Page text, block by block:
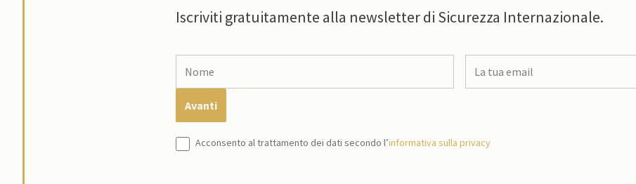
Iscriviti gratuitamente alla newsletter di Sicurezza Internazionale.
Acconsento al trattamento dei dati secondo l’informativa sulla privacy